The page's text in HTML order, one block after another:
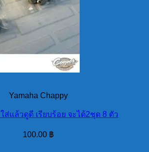
Yamaha Chappy
ส่แล้วดูดี เรียบร้อย จะได้2ชุด 8 ตัว
100.00 ฿